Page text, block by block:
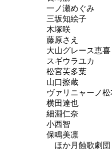
一ノ瀬めぐみ
三坂知絵子
木塚咲
藤原さえ
大山グレース恵喜
スギウラユカ
松宮芙多葉
山口擦蔵
ヴァリニャーノ松
横田達也
細淵仁奈
小西智
保鳴美凛
ほか月蝕歌劇団